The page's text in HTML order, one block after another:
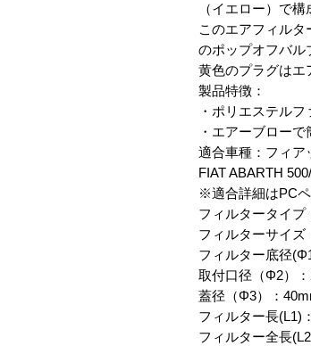
（イエロー）で構
このエアフィル
のポップオフバル
黄色のプラグはエ
製品特徴：
・ポリエステル
・エアーブロー
適合車種：フィア
FIAT ABARTH
※適合詳細はPC
フィルタータイプ
フィルターサイズ
フィルター底径
取付口径（Φ2）
蓋径（Φ3）：
フィルター長(L1)
フィルター全長